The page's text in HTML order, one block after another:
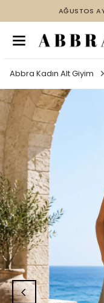
AĞUSTOS AYINA
Abbra Kadın Alt Giyim